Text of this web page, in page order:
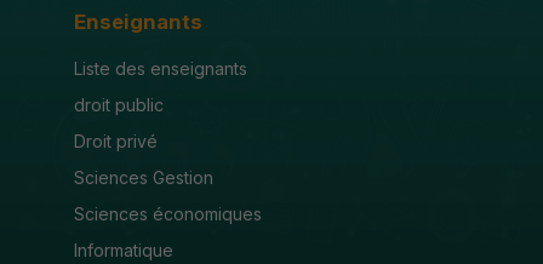
Enseignants
Liste des enseignants
droit public
Droit privé
Sciences Gestion
Sciences économiques
Informatique